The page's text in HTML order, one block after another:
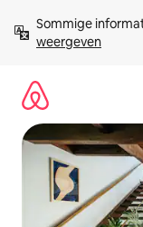
direct
naar
Sommige
weergeven